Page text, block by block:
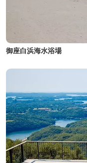
御座白浜海水浴場